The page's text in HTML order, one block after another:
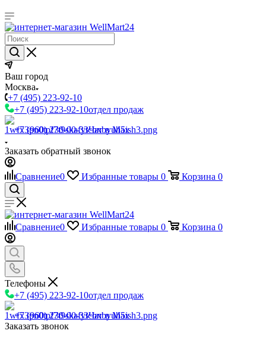
Ваш город
Москва
+7 (495) 223-92-10
+7 (495) 223-92-10отдел продаж
+7 (960) 230-00-33Чат в Max
Заказать обратный звонок
Сравнение0 Избранные товары 0 Корзина 0
Сравнение0 Избранные товары 0 Корзина 0
Телефоны
+7 (495) 223-92-10отдел продаж
+7 (960) 230-00-33Чат в Max
Заказать звонок